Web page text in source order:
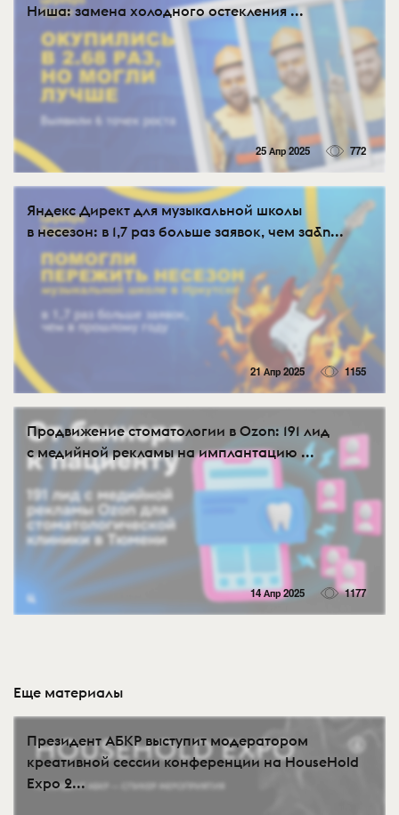
Ниша: замена холодного остекления ...
25 Апр 2025 772
Яндекс Директ для музыкальной школы
в несезон: в 1,7 раз больше заявок, чем за&n...
21 Апр 2025 1155
Продвижение стоматологии в Ozon: 191 лид
с медийной рекламы на имплантацию ...
14 Апр 2025 1177
Еще материалы
Президент АБКР выступит модератором
креативной сессии конференции на HouseHold
Expo 2...